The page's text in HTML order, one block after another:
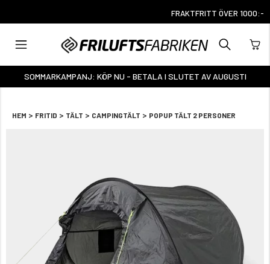
FRAKTFRITT ÖVER 1000:-
SOMMARKAMPANJ: KÖP NU - BETALA I SLUTET AV AUGUSTI
HEM > FRITID > TÄLT > CAMPINGTÄLT > POPUP TÄLT 2 PERSONER